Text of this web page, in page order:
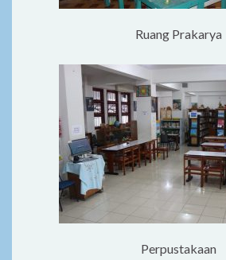
Ruang Prakarya
Perpustakaan